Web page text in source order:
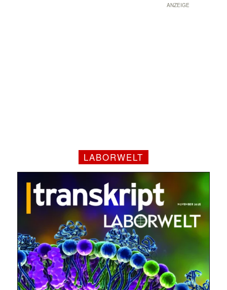
ANZEIGE
LABORWELT